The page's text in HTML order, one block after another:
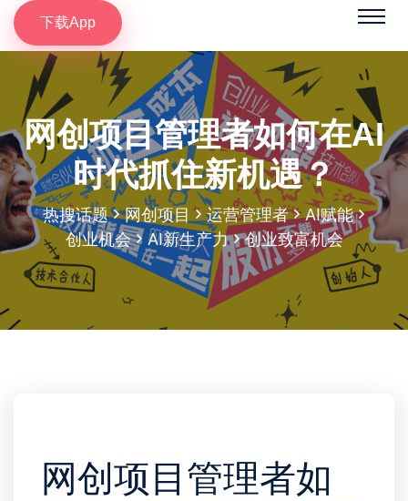
下载App
网创项目管理者如何在AI
时代抓住新机遇？
热搜话题 网创项目 运营管理者
AI赋能
创业机会
AI新生产力 创业致富机会
网创项目管理者如